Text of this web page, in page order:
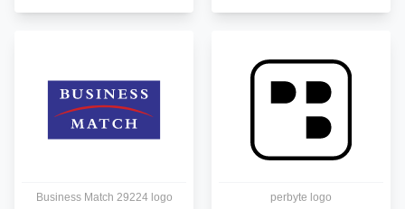
Business Match 29224 logo perbyte logo